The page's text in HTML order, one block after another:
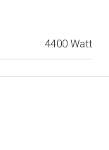
4400 Watt